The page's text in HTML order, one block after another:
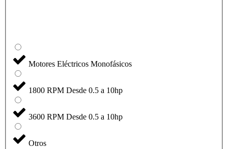
Motores Eléctricos Monofásicos
1800 RPM Desde 0.5 a 10hp
3600 RPM Desde 0.5 a 10hp
Otros